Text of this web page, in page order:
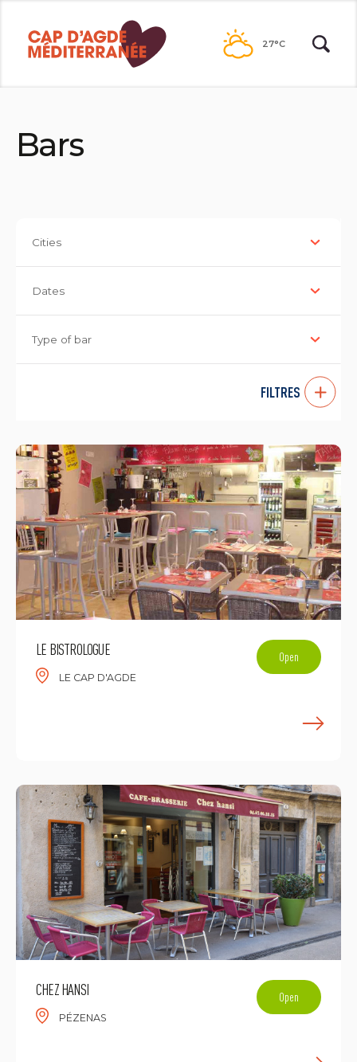
contenu
27°C
Bars
Cities
Dates
Type of bar
FILTRES
LE BISTROLOGUE
LE CAP D'AGDE
Open
CHEZ HANSI
PÉZENAS
Open